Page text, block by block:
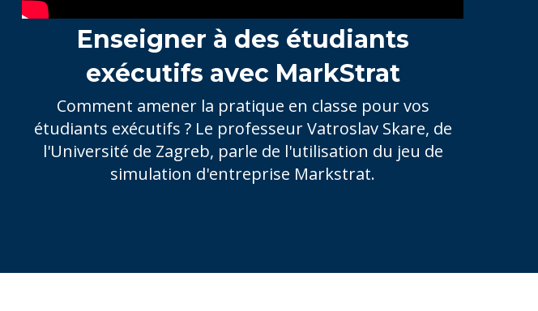
Enseigner à des étudiants
exécutifs avec MarkStrat
Comment amener la pratique en classe pour vos
étudiants exécutifs ? Le professeur Vatroslav Skare, de
l'Université de Zagreb, parle de l'utilisation du jeu de
simulation d'entreprise Markstrat.